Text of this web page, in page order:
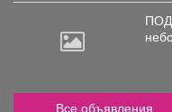
Все объявления